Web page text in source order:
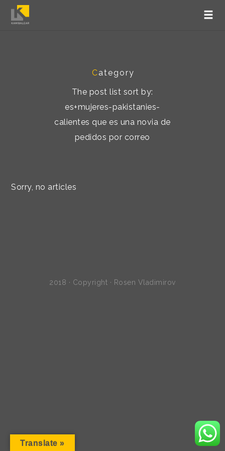
Category
The post list sort by:
es+mujeres-pakistanies-
calientes que es una novia de
pedidos por correo
Sorry, no articles
2018 · Copyright · Rosen Vladimirov
Translate »